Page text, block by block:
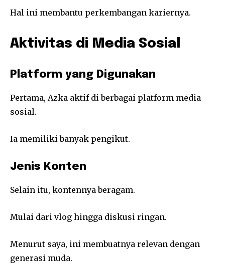
Hal ini membantu perkembangan kariernya.
Aktivitas di Media Sosial
Platform yang Digunakan
Pertama, Azka aktif di berbagai platform media
sosial.
Ia memiliki banyak pengikut.
Jenis Konten
Selain itu, kontennya beragam.
Mulai dari vlog hingga diskusi ringan.
Menurut saya, ini membuatnya relevan dengan
generasi muda.